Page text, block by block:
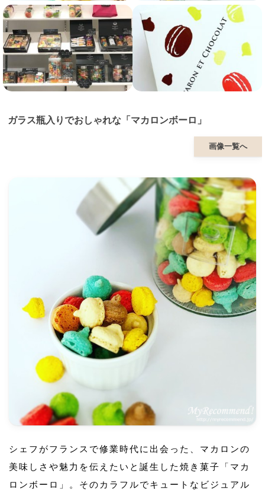
ガラス瓶入りでおしゃれな「マカロンボーロ」
画像一覧へ
シェフがフランスで修業時代に出会った、マカロンの
美味しさや魅力を伝えたいと誕生した焼き菓子「マカ
ロンボーロ」。そのカラフルでキュートなビジュアル